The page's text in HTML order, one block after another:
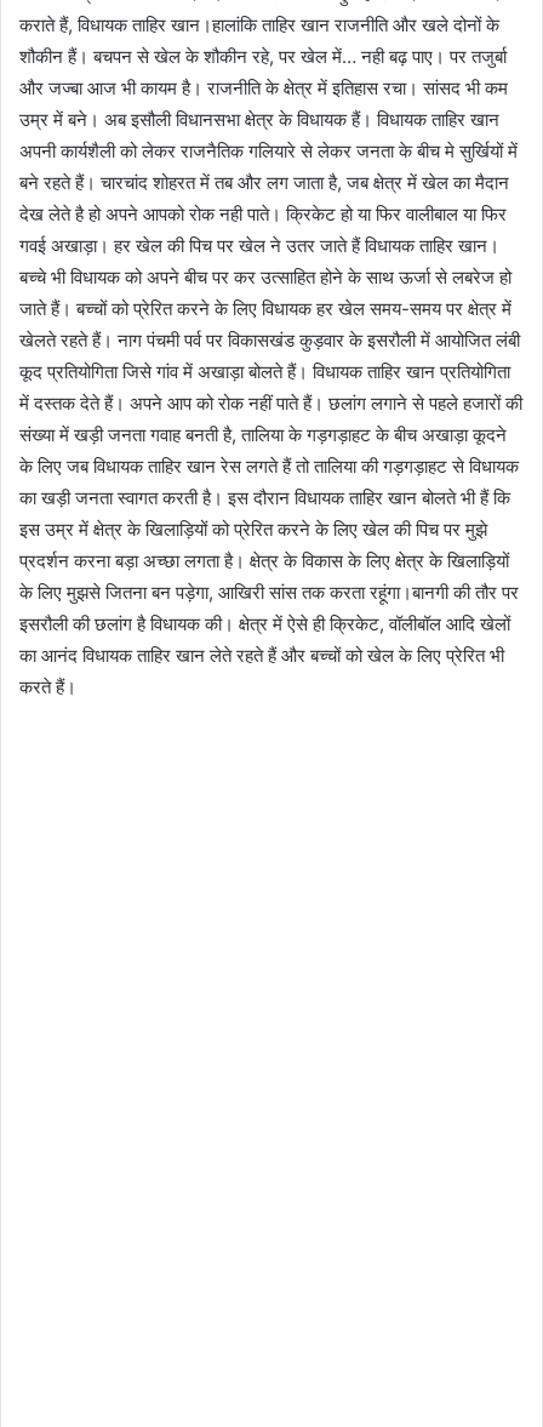
कराते हैं, विधायक ताहिर खान।हालांकि ताहिर खान राजनीति और खले दोनों के
शौकीन हैं। बचपन से खेल के शौकीन रहे, पर खेल में… नही बढ़ पाए। पर तजुर्बा
और जज्बा आज भी कायम है। राजनीति के क्षेत्र में इतिहास रचा। सांसद भी कम
उम्र में बने। अब इसौली विधानसभा क्षेत्र के विधायक हैं। विधायक ताहिर खान
अपनी कार्यशैली को लेकर राजनैतिक गलियारे से लेकर जनता के बीच मे सुर्खियों में
बने रहते हैं। चारचांद शोहरत में तब और लग जाता है, जब क्षेत्र में खेल का मैदान
देख लेते है हो अपने आपको रोक नही पाते। क्रिकेट हो या फिर वालीबाल या फिर
गवई अखाड़ा। हर खेल की पिच पर खेल ने उतर जाते हैं विधायक ताहिर खान।
बच्चे भी विधायक को अपने बीच पर कर उत्साहित होने के साथ ऊर्जा से लबरेज हो
जाते हैं। बच्चों को प्रेरित करने के लिए विधायक हर खेल समय-समय पर क्षेत्र में
खेलते रहते हैं। नाग पंचमी पर्व पर विकासखंड कुड़वार के इसरौली में आयोजित लंबी
कूद प्रतियोगिता जिसे गांव में अखाड़ा बोलते हैं। विधायक ताहिर खान प्रतियोगिता
में दस्तक देते हैं। अपने आप को रोक नहीं पाते हैं। छलांग लगाने से पहले हजारों की
संख्या में खड़ी जनता गवाह बनती है, तालिया के गड़गड़ाहट के बीच अखाड़ा कूदने
के लिए जब विधायक ताहिर खान रेस लगते हैं तो तालिया की गड़गड़ाहट से विधायक
का खड़ी जनता स्वागत करती है। इस दौरान विधायक ताहिर खान बोलते भी हैं कि
इस उम्र में क्षेत्र के खिलाड़ियों को प्रेरित करने के लिए खेल की पिच पर मुझे
प्रदर्शन करना बड़ा अच्छा लगता है। क्षेत्र के विकास के लिए क्षेत्र के खिलाड़ियों
के लिए मुझसे जितना बन पड़ेगा, आखिरी सांस तक करता रहूंगा।बानगी की तौर पर
इसरौली की छलांग है विधायक की। क्षेत्र में ऐसे ही क्रिकेट, वॉलीबॉल आदि खेलों
का आनंद विधायक ताहिर खान लेते रहते हैं और बच्चों को खेल के लिए प्रेरित भी
करते हैं।